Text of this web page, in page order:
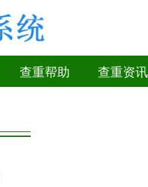
查重帮助 查重资讯